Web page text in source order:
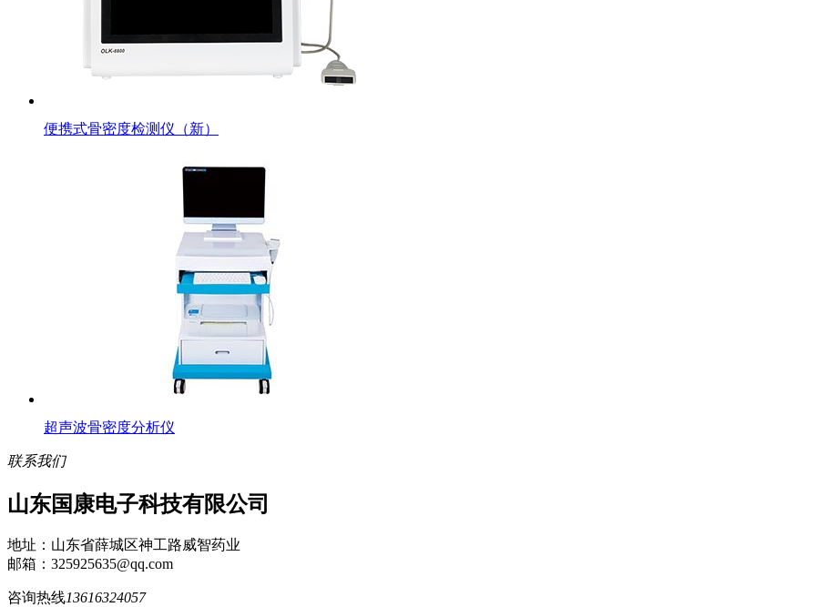
便携式骨密度检测仪（新）
超声波骨密度分析仪
联系我们
山东国康电子科技有限公司
地址：山东省薛城区神工路威智药业
邮箱：325925635@qq.com
咨询热线13616324057